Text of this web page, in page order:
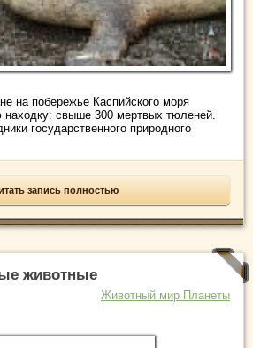
на побережье Каспийского моря
свыше 300 мертвых тюленей.
государственного природного
запись полностью
животные
Животный мир Планеты